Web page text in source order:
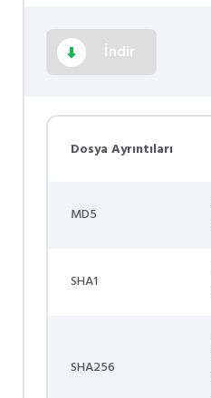
İndir
Dosya Ayrıntıları
MD5
SHA1
SHA256